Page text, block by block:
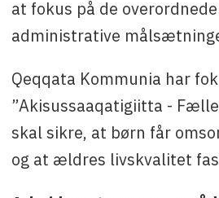
at fokus på de
administrative
Qeqqata Kommunia har
”Akisussaaqatigiitta -
skal sikre, at børn får
og at ældres livskvalitet